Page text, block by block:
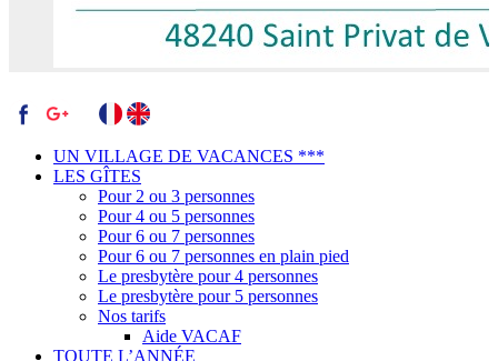
UN VILLAGE DE VACANCES ***
LES GÎTES
Pour 2 ou 3 personnes
Pour 4 ou 5 personnes
Pour 6 ou 7 personnes
Pour 6 ou 7 personnes en plain pied
Le presbytère pour 4 personnes
Le presbytère pour 5 personnes
Nos tarifs
Aide VACAF
TOUTE L’ANNÉE